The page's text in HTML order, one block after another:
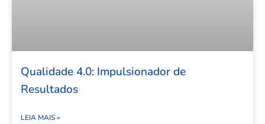
Qualidade 4.0: Impulsionador de
Resultados
LEIA MAIS »